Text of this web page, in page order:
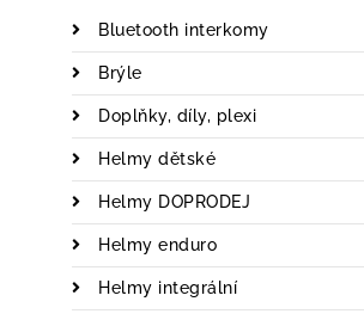
Bluetooth interkomy
Brýle
Doplňky, díly, plexi
Helmy dětské
Helmy DOPRODEJ
Helmy enduro
Helmy integrální